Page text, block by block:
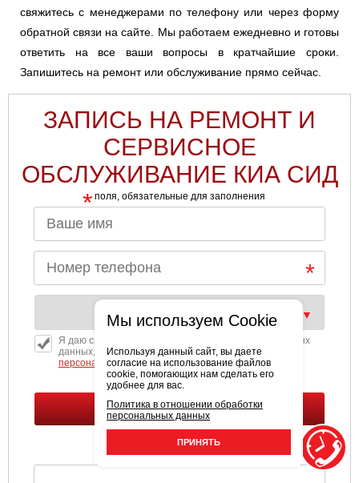
свяжитесь с менеджерами по телефону или через форму
обратной связи на сайте. Мы работаем ежедневно и готовы
ответить на все ваши вопросы в кратчайшие сроки.
Запишитесь на ремонт или обслуживание прямо сейчас.
ЗАПИСЬ НА РЕМОНТ И
СЕРВИСНОЕ
ОБСЛУЖИВАНИЕ КИА СИД
* поля, обязательные для заполнения
Я даю свое согласие на обработку моих персональных
данных, в соответствии с политикой обработки
персональныхданных.
Мы используем Cookie
Используя данный сайт, вы даете
согласие на использование файлов
cookie, помогающих нам сделать его
удобнее для вас.
Политика в отношении обработки
персональных данных
ПРИНЯТЬ